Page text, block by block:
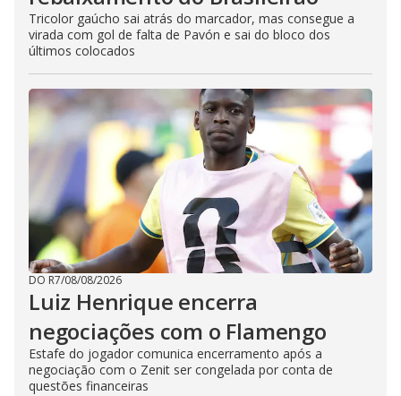
Tricolor gaúcho sai atrás do marcador, mas consegue a
virada com gol de falta de Pavón e sai do bloco dos
últimos colocados
DO R7/08/08/2026
Luiz Henrique encerra
negociações com o Flamengo
Estafe do jogador comunica encerramento após a
negociação com o Zenit ser congelada por conta de
questões financeiras